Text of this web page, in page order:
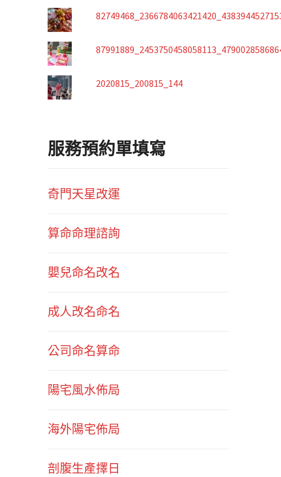
2020815_200815_144
服務預約單填寫
奇門天星改運
算命命理諮詢
嬰兒命名改名
成人改名命名
公司命名算命
陽宅風水佈局
海外陽宅佈局
剖腹生產擇日